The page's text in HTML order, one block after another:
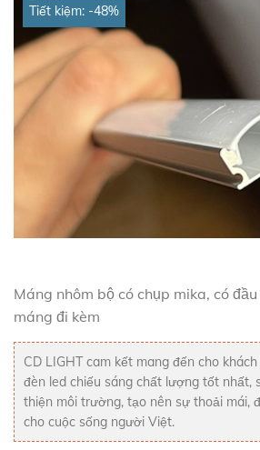
Tiết kiệm: -48%
Máng nhôm bộ có chụp mika, có
máng đi kèm
CD LIGHT cam kết mang đến cho
đèn led chiếu sáng chất lượng tốt nhất,
thiện môi trường, tạo nên sự thoải mái,
cho cuộc sống người Việt.